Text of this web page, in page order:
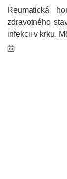
Reumatická
zdravotného
infekcii v krku.